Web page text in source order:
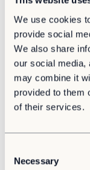
We use cookies
provide social
We also share
our social media,
may combine it
provided to them
of their services.
Necessary
förblivit
hitta rum till alla
chef för
Tillsammans
med Västra
för att förbättra
på ett tillfälligt
gemensamma